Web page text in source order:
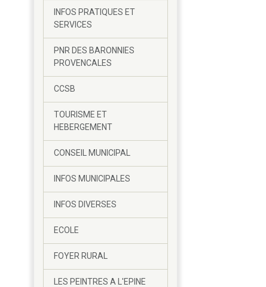
INFOS PRATIQUES ET
SERVICES
PNR DES BARONNIES
PROVENCALES
CCSB
TOURISME ET
HEBERGEMENT
CONSEIL MUNICIPAL
INFOS MUNICIPALES
INFOS DIVERSES
ECOLE
FOYER RURAL
LES PEINTRES A L'EPINE